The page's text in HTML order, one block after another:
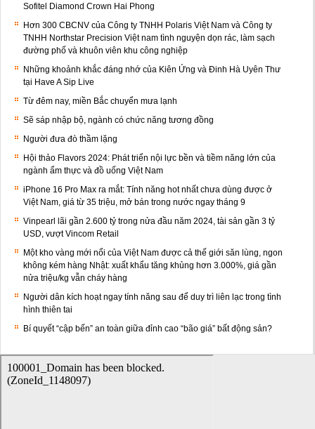
Sofitel Diamond Crown Hai Phong
Hơn 300 CBCNV của Công ty TNHH Polaris Việt Nam và Công ty
TNHH Northstar Precision Việt nam tình nguyện dọn rác, làm sạch
đường phố và khuôn viên khu công nghiệp
Những khoảnh khắc đáng nhớ của Kiên Ứng và Đinh Hà Uyên Thư
tại Have A Sip Live
Từ đêm nay, miền Bắc chuyển mưa lạnh
Sẽ sáp nhập bộ, ngành có chức năng tương đồng
Người đưa đò thầm lặng
Hội thảo Flavors 2024: Phát triển nội lực bền và tiềm năng lớn của
ngành ẩm thực và đồ uống Việt Nam
iPhone 16 Pro Max ra mắt: Tính năng hot nhất chưa dùng được ở
Việt Nam, giá từ 35 triệu, mở bán trong nước ngay tháng 9
Vinpearl lãi gần 2.600 tỷ trong nửa đầu năm 2024, tài sản gần 3 tỷ
USD, vượt Vincom Retail
Một kho vàng mới nổi của Việt Nam được cả thế giới săn lùng, ngon
không kém hàng Nhật: xuất khẩu tăng khủng hơn 3.000%, giá gần
nửa triệu/kg vẫn cháy hàng
Người dân kích hoạt ngay tính năng sau để duy trì liên lạc trong tình
hình thiên tai
Bí quyết “cập bến” an toàn giữa đỉnh cao “bão giá” bất động sản?